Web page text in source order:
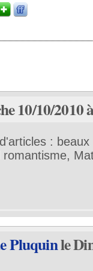
10/10/2010
:
Pluquinle